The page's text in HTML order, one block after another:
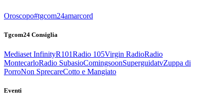
Oroscopo#tgcom24amarcord
Tgcom24 Consiglia
Mediaset InfinityR101Radio 105Virgin RadioRadio
MontecarloRadio SubasioComingsoonSuperguidatvZuppa di
PorroNon SprecareCotto e Mangiato
Eventi